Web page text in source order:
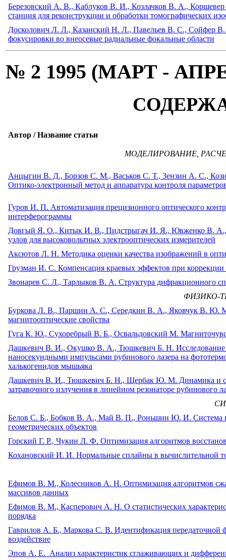
Березовский А. В., Каблуков В. И., Козлачков В. А.,
станция для реконструкции и обработки томографических
Досколович Л. Л., Казанский Н. Л., Павельев В. С., Сойфер
фокусировки во внеосевые радиальные фокальные области
№ 2 1995 (МАРТ -
Автор / Название статьи
МОДЕЛИРОВАНИЕ,
Анцыгин В. Д., Борзов С. М., Васьков С. Т., Зензин А. С.,
Оптико-электронный метод и аппаратура контроля
Гуров И. П. Автоматизация прецизионного оптического
интерферограммы
Довгый Я. О., Китык И. В., Пидстрыгач И. Я., Ювженко В. А.,
узлов для высоковольтных электрооптических измерителей
Аксютов Л. Н. Методика оценки качества изображений в
Грузман И. С. Компенсация краевых эффектов при
Звонарев С. Л., Тарлыков В. А. Структура дифракционного
ФИЗИКО-
Буркова Л. В., Паршин А. С., Середкин В. А., Яковчук В. Ю.
магнитооптические свойства
Гуга К. Ю., Сухоребрый В. Б., Освальдовский М.
Дашкевич В. И., Окушко В. А., Тюшкевич Б. Н. Исследование
наносекундными импульсами рубинового лазера на
халькогенидов мышьяка
Дашкевич В. И., Тюшкевич Б. Н., Щербак Ю. М. Динамика и
затравочного излучения в линейном резонаторе рубинового
Белов С. Б., Бобков В. А., Май В. П., Роньшин Ю. И. Система
геометрических объектов
Горский Г. Р., Чукин Л. Ф. Оптимизация алгоритмов
Кохановский И. И. Нормальные сплайны в вычислительной
Ефимов В. М., Колесников А. Н. Оптимизация алгоритмов
массивов данных
Ефимов В. М., Касперович А. Н. О статистических
порядка
Гаврилов А. Б., Маркова С. В. Идентификация передаточной
воздействие
Эпов А. Е. Анализ характеристик сглаживающих и